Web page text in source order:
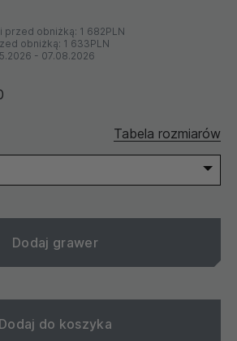
przed obniżką: 1 682PLN
obniżką: 1 633PLN
- 07.08.2026
Tabela rozmiarów
Dodaj grawer
Dodaj do koszyka